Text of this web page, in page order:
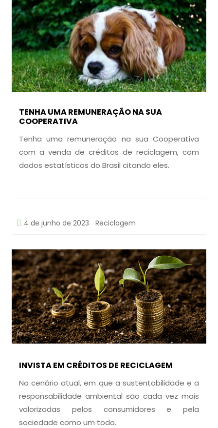
TENHA UMA REMUNERAÇÃO NA SUA
COOPERATIVA
Tenha uma remuneração na sua Cooperativa
com a venda de créditos de reciclagem, com
dados estatísticos do Brasil citando eles.
4 de junho de 2023 Reciclagem
INVISTA EM CRÉDITOS DE RECICLAGEM
No cenário atual, em que a sustentabilidade e a
responsabilidade ambiental são cada vez mais
valorizadas pelos consumidores e pela
sociedade como um todo.